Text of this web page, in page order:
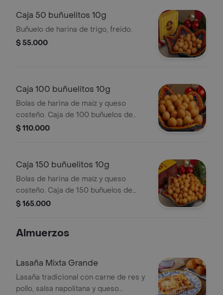
Caja 50 buñuelitos 10g
Buñuelo de harina de trigo, freido.
$ 55.000
Caja 100 buñuelitos 10g
Bolas de harina de maíz y queso
costeño. Caja de 100 buñuelos de
10gr
$ 110.000
Caja 150 buñuelitos 10g
Bolas de harina de maíz y queso
costeño. Caja de 150 buñuelos de
10gr
$ 165.000
Almuerzos
Lasaña Mixta Grande
Lasaña tradicional con carne de res y
pollo, salsa napolitana y queso